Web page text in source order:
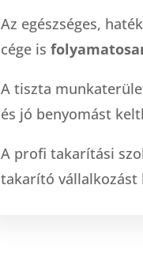
Az egészséges,
cége is
A tiszta
és jó benyomást
A profi takarítási
takarító vállalkozást